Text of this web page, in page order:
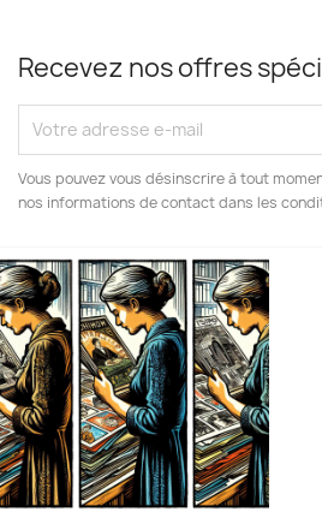
Recevez nos offres
Vous pouvez vous désinscrire à tout
nos informations de contact dans les